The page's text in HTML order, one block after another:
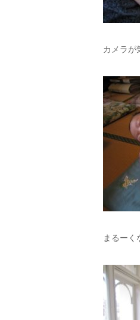
カメラ
まるー